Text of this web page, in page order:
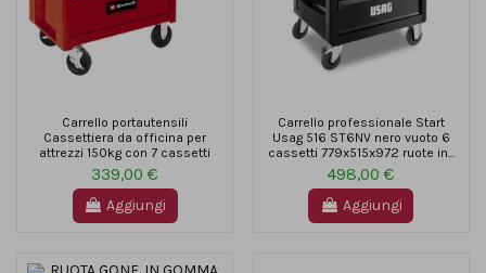
Carrello portautensili
Cassettiera da officina per
attrezzi 150kg con 7 cassetti
339,00 €
Aggiungi
Carrello professionale Start
Usag 516 ST6NV nero vuoto 6
cassetti 779x515x972 ruote in...
498,00 €
Aggiungi